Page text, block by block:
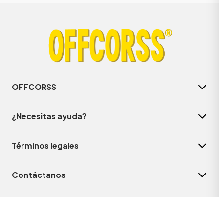
OFFCORSS
¿Necesitas ayuda?
Términos legales
Contáctanos